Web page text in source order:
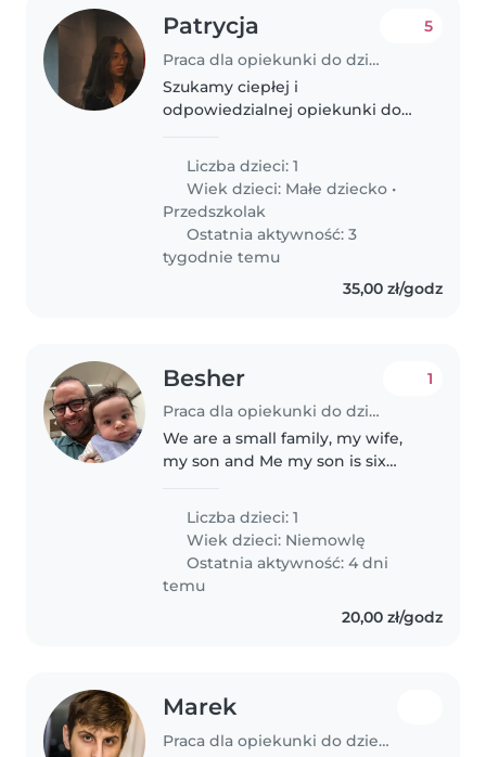
Patrycja
Praca dla opiekunki do dziecka w Gdańsk
5
Szukamy ciepłej i
odpowiedzialnej opiekunki do
uwielbia zabawy pełne
pomysłowości – świetnie by było,
gdybyś umiała ją zainteresować...
Liczba dzieci: 1
Wiek dzieci: Małe dziecko •
Przedszkolak
Ostatnia aktywność: 3
tygodnie temu
35,00 zł/godz
Besher
Praca dla opiekunki do dziecka w Warszawa
1
We are a small family, my wife,
my son and Me my son is six
need support occasionally, but
for later we might need it
Liczba dzieci: 1
Wiek dzieci: Niemowlę
Ostatnia aktywność: 4 dni
temu
20,00 zł/godz
Marek
Praca dla opiekunki do dziecka w Ełk